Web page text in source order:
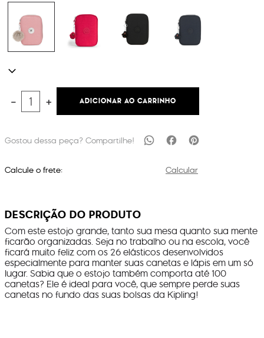
＋
－ ADICIONAR AO CARRINHO
Calcule o frete: Calcular
DESCRIÇÃO DO PRODUTO
Com este estojo grande, tanto sua mesa quanto sua mente
ficarão organizadas. Seja no trabalho ou na escola, você
ficará muito feliz com os 26 elásticos desenvolvidos
especialmente para manter suas canetas e lápis em um só
lugar. Sabia que o estojo também comporta até 100
canetas? Ele é ideal para você, que sempre perde suas
canetas no fundo das suas bolsas da Kipling!